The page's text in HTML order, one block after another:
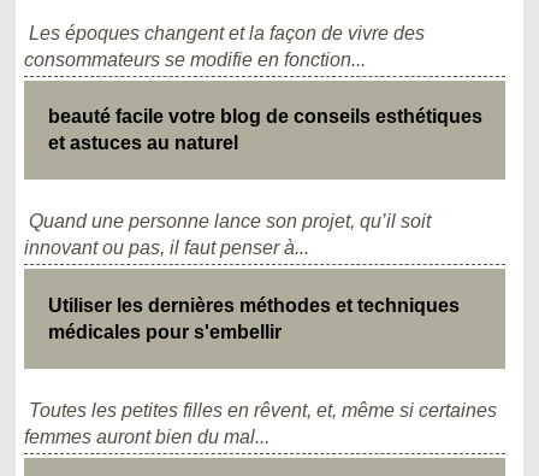
Les époques changent et la façon de vivre des
consommateurs se modifie en fonction...
beauté facile votre blog de conseils esthétiques
et astuces au naturel
Quand une personne lance son projet, qu’il soit
innovant ou pas, il faut penser à...
Utiliser les dernières méthodes et techniques
médicales pour s'embellir
Toutes les petites filles en rêvent, et, même si certaines
femmes auront bien du mal...